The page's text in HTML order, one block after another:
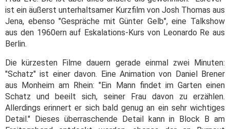
ist ein äußerst unterhaltsamer Kurzfilm von Josh Thomas aus
Jena, ebenso "Gespräche mit Günter Gelb", eine Talkshow
aus den 1960ern auf Eskalations-Kurs von Leonardo Re aus
Berlin.
Die kürzesten Filme dauern gerade einmal zwei Minuten:
"Schatz" ist einer davon. Eine Animation von Daniel Brener
aus Monheim am Rhein: "Ein Mann findet im Garten einen
Schatz und beeilt sich, seiner Frau davon zu erzählen.
Allerdings erinnert er sich bald genug an ein sehr wichtiges
Detail." Dieses überraschende Detail kann in Block B am